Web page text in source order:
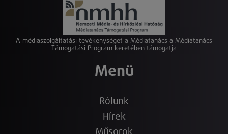
A médiaszolgáltatási tevékenységet a Médiatanács a Médiatanács
Támogatási Program keretében támogatja
Menü
Rólunk
Hírek